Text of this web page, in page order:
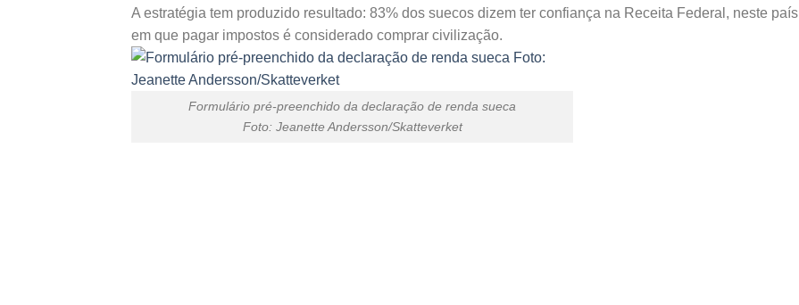
A estratégia tem produzido resultado: 83% dos suecos dizem ter confiança na Receita Federal, neste país
em que pagar impostos é considerado comprar civilização.
Formulário pré-preenchido da declaração de renda sueca
Foto: Jeanette Andersson/Skatteverket